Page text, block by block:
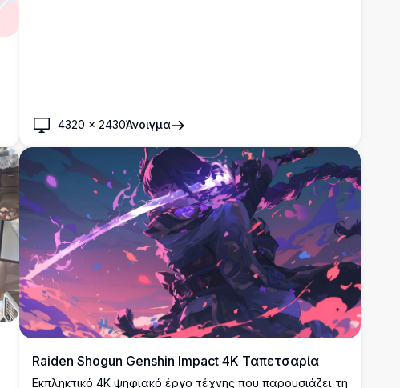
4320 × 2430Άνοιγμα
Raiden Shogun Genshin Impact 4K Ταπετσαρία
Εκπληκτικό 4K ψηφιακό έργο τέχνης που παρουσιάζει τη